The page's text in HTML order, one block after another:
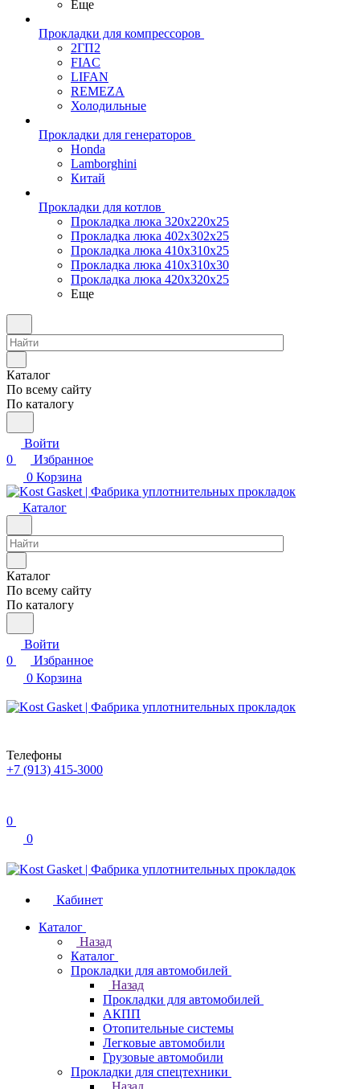
Еще
Прокладки для компрессоров
2ГП2
FIAC
LIFAN
REMEZA
Холодильные
Прокладки для генераторов
Honda
Lamborghini
Китай
Прокладки для котлов
Прокладка люка 320x220x25
Прокладка люка 402x302x25
Прокладка люка 410x310x25
Прокладка люка 410х310х30
Прокладка люка 420x320x25
Еще
Каталог
По всему сайту
По каталогу
Войти
0
Избранное
0 Корзина
Каталог
Каталог
По всему сайту
По каталогу
Войти
0
Избранное
0 Корзина
Телефоны
+7 (913) 415-3000
0
0
Кабинет
Каталог
Назад
Каталог
Прокладки для автомобилей
Назад
Прокладки для автомобилей
АКПП
Отопительные системы
Легковые автомобили
Грузовые автомобили
Прокладки для спецтехники
Назад